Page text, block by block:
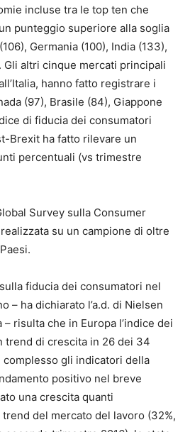
incluse tra le top ten che
punteggio superiore alla soglia
Germania (100), India (133),
Gli altri cinque mercati principali
hanno fatto registrare i
(97), Brasile (84), Giappone
di fiducia dei consumatori
Brexit ha fatto rilevare un
percentuali (vs trimestre
Survey sulla Consumer
su un campione di oltre
fiducia dei consumatori nel
– ha dichiarato l’a.d. di Nielsen
– risulta che in Europa l’indice dei
trend di crescita in 26 dei 34
gli indicatori della
positivo nel breve
una crescita quanti
del mercato del lavoro (32%,